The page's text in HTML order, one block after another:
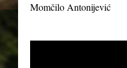
Momčilo Antonijević